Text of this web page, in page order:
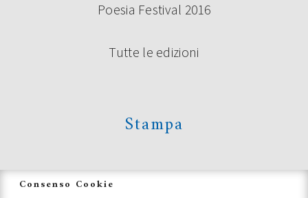
Poesia Festival 2016
Tutte le edizioni
Stampa
Consenso Cookie